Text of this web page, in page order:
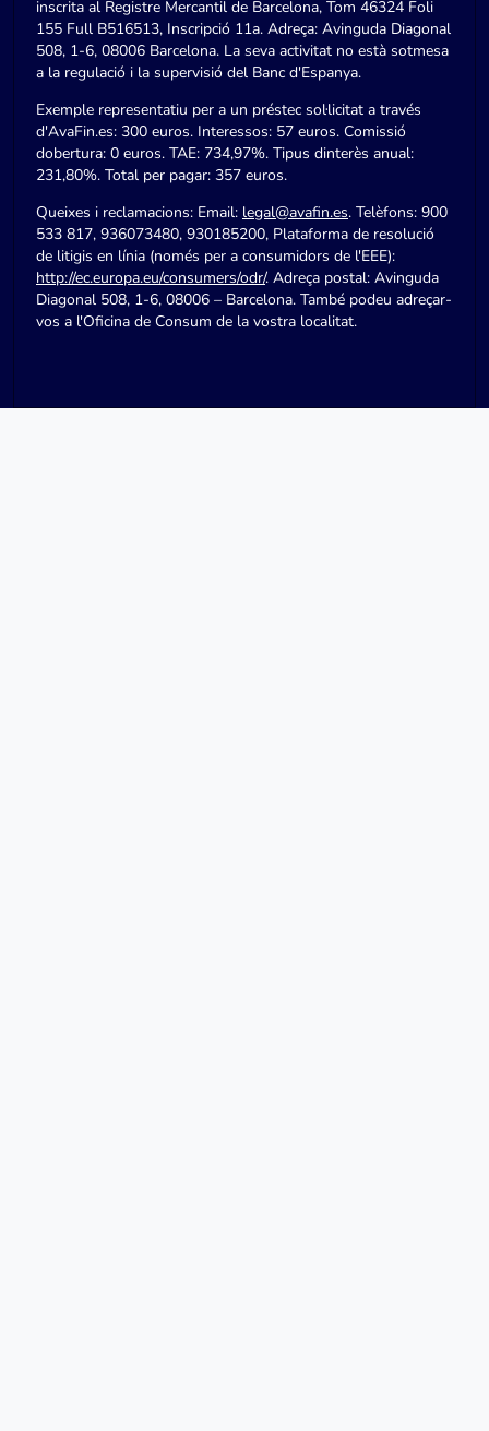
inscrita al Registre Mercantil de Barcelona, Tom 46324 Foli
155 Full B516513, Inscripció 11a. Adreça: Avinguda Diagonal
508, 1-6, 08006 Barcelona. La seva activitat no està sotmesa
a la regulació i la supervisió del Banc d'Espanya.
Exemple representatiu per a un préstec sol·licitat a través
d'AvaFin.es: 300 euros. Interessos: 57 euros. Comissió
dobertura: 0 euros. TAE: 734,97%. Tipus dinterès anual:
231,80%. Total per pagar: 357 euros.
Queixes i reclamacions: Email: legal@avafin.es. Telèfons: 900
533 817, 936073480, 930185200, Plataforma de resolució
de litigis en línia (només per a consumidors de l'EEE):
http://ec.europa.eu/consumers/odr/. Adreça postal: Avinguda
Diagonal 508, 1-6, 08006 – Barcelona. També podeu adreçar-
vos a l'Oficina de Consum de la vostra localitat.